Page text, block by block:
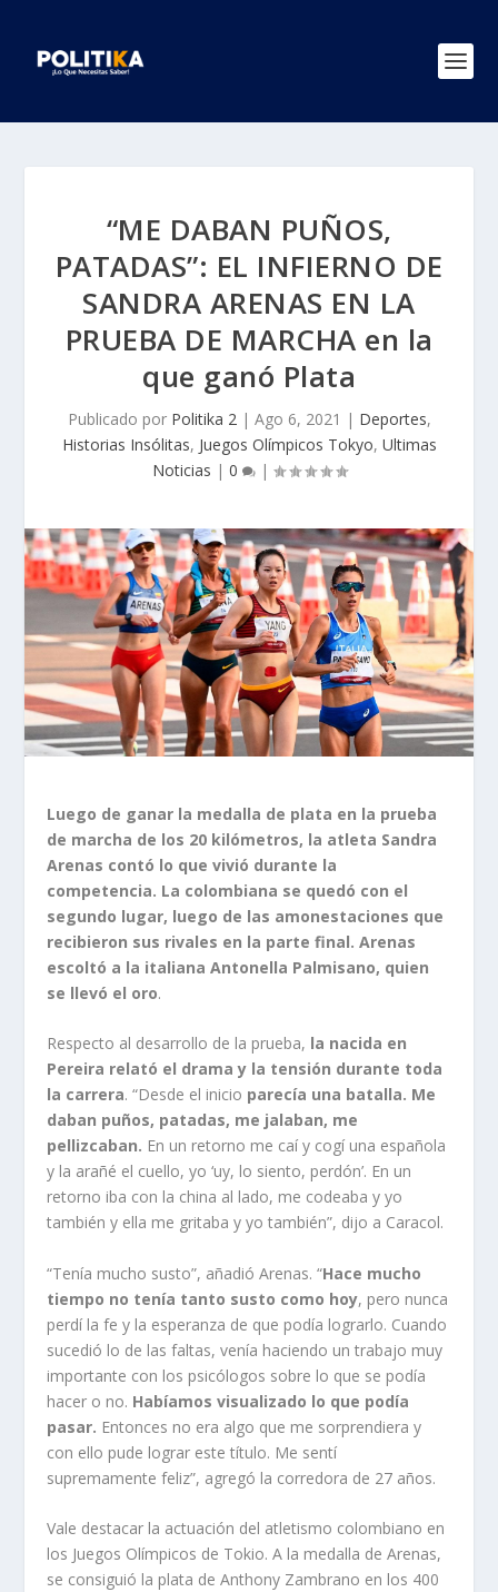
“ME DABAN PUÑOS,
PATADAS”: EL INFIERNO DE
SANDRA ARENAS EN LA
PRUEBA DE MARCHA en la
que ganó Plata
Publicado por Politika 2| Ago 6, 2021 | Deportes,
Historias Insólitas, Juegos Olímpicos Tokyo, Ultimas
Noticias | 0 |
Luego de ganar la medalla de plata en la prueba
de marcha de los 20 kilómetros, la atleta Sandra
Arenas contó lo que vivió durante la
competencia. La colombiana se quedó con el
segundo lugar, luego de las amonestaciones que
recibieron sus rivales en la parte final. Arenas
escoltó a la italiana Antonella Palmisano, quien
se llevó el oro.
Respecto al desarrollo de la prueba, la nacida en
Pereira relató el drama y la tensión durante toda
la carrera. “Desde el inicio parecía una batalla. Me
daban puños, patadas, me jalaban, me
pellizcaban. En un retorno me caí y cogí una española
y la arañé el cuello, yo ‘uy, lo siento, perdón’. En un
retorno iba con la china al lado, me codeaba y yo
también y ella me gritaba y yo también”, dijo a Caracol.
“Tenía mucho susto”, añadió Arenas. “Hace mucho
tiempo no tenía tanto susto como hoy, pero nunca
perdí la fe y la esperanza de que podía lograrlo. Cuando
sucedió lo de las faltas, venía haciendo un trabajo muy
importante con los psicólogos sobre lo que se podía
hacer o no. Habíamos visualizado lo que podía
pasar. Entonces no era algo que me sorprendiera y
con ello pude lograr este título. Me sentí
supremamente feliz”, agregó la corredora de 27 años.
Vale destacar la actuación del atletismo colombiano en
los Juegos Olímpicos de Tokio. A la medalla de Arenas,
se consiguió la plata de Anthony Zambrano en los 400